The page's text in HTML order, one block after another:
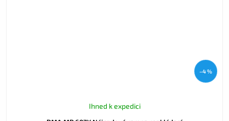
–4 %
Ihned k expedici